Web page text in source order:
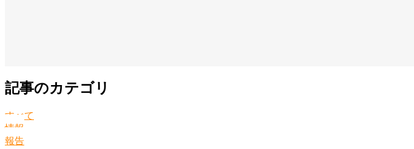
記事のカテゴリ
すべて
情報
報告